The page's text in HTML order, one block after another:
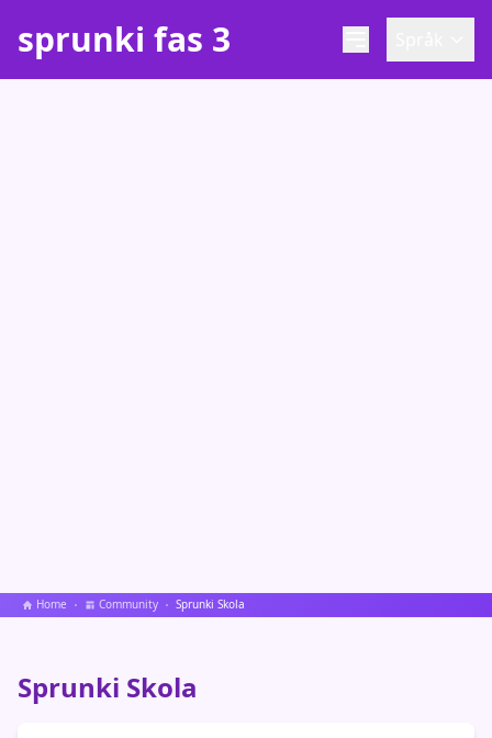
sprunki fas 3
Home Community Sprunki Skola
Sprunki Skola